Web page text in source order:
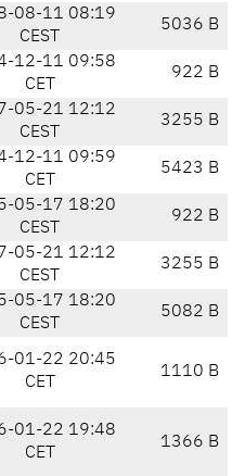
08-11 08:19
CEST
5036 B
12-11 09:58
CET
922 B
05-21 12:12
CEST
3255 B
12-11 09:59
CET
5423 B
05-17 18:20
CEST
922 B
05-21 12:12
CEST
3255 B
05-17 18:20
CEST
5082 B
01-22 20:45
CET
1110 B
01-22 19:48
CET
1366 B